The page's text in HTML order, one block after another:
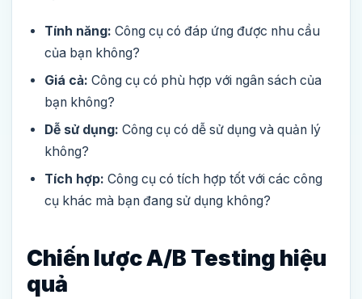
Tính năng: Công cụ có đáp ứng được nhu cầu
của bạn không?
Giá cả: Công cụ có phù hợp với ngân sách của
bạn không?
Dễ sử dụng: Công cụ có dễ sử dụng và quản lý
không?
Tích hợp: Công cụ có tích hợp tốt với các công
cụ khác mà bạn đang sử dụng không?
Chiến lược A/B Testing hiệu
quả